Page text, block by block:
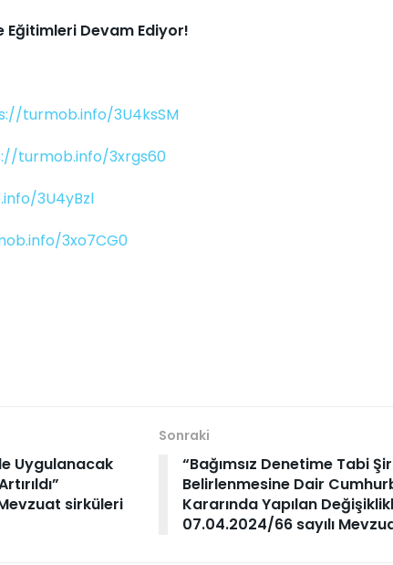
Eğitimleri Devam Ediyor!
turmob.info/3U4ksSM
turmob.info/3xrgs60
3U4yBzl
3xo7CG0
Uygulanacak
sirküleri
Sonraki
“Bağımsız Denetime Tabi
Belirlenmesine Dair
Kararında Yapılan
07.04.2024/66 sayılı